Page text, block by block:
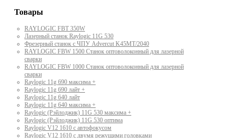
Товары
RAYLOGIC FBT 350W
Лазерный станок Raylogic 11G 530
Фрезерный станок с ЧПУ Advercut K45MT/2040
RAYLOGIC FBW 1500 Станок оптоволоконный для лазерной
сварки
RAYLOGIC FBW 1000 Станок оптоволоконный для лазерной
сварки
Raylogic 11g 690 максима +
Raylogic 11g 690 лайт +
Raylogic 11g 640 лайт
Raylogic 11g 640 максима +
Raylogic (Рэйлоджик) 11G 530 максима +
Raylogic (Рэйлоджик) 11G 530 оптима
Raylogic V12 1610 с автофокусом
Raylogic V12 1610 с двумя режущими головками